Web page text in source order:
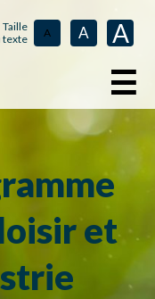
Taille
texte
A A A
☰
et